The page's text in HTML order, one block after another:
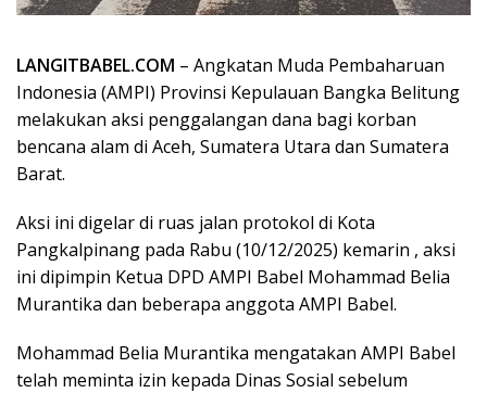
LANGITBABEL.COM – Angkatan Muda Pembaharuan
Indonesia (AMPI) Provinsi Kepulauan Bangka Belitung
melakukan aksi penggalangan dana bagi korban
bencana alam di Aceh, Sumatera Utara dan Sumatera
Barat.
Aksi ini digelar di ruas jalan protokol di Kota
Pangkalpinang pada Rabu (10/12/2025) kemarin , aksi
ini dipimpin Ketua DPD AMPI Babel Mohammad Belia
Murantika dan beberapa anggota AMPI Babel.
Mohammad Belia Murantika mengatakan AMPI Babel
telah meminta izin kepada Dinas Sosial sebelum